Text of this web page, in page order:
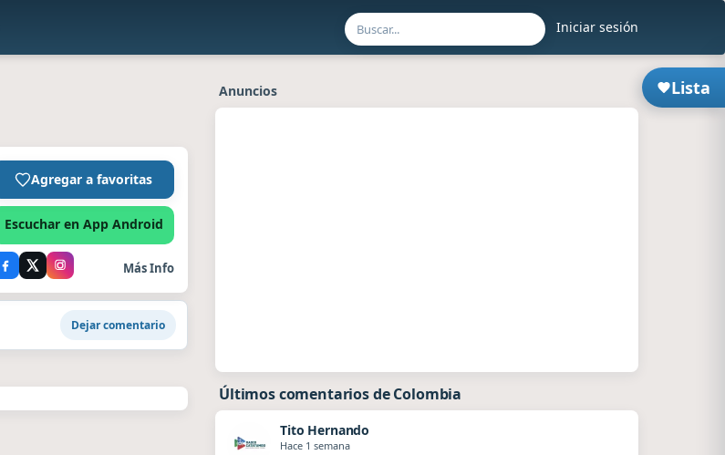
Iniciar sesión
Lista
Agregar a favoritas
Escuchar en App Android
Más Info
Dejar comentario
Anuncios
Últimos comentarios de Colombia
Tito Hernando
Hace 1 semana